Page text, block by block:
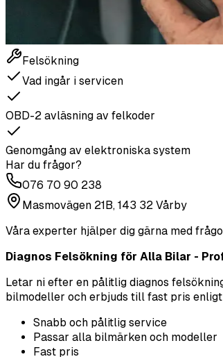
Felsökning
Vad ingår i servicen
OBD-2 avläsning av felkoder
Genomgång av elektroniska system
Har du frågor?
076 70 90 238
Masmovägen 21B, 143 32 Vårby
Våra experter hjälper dig gärna med
Diagnos Felsökning för Alla Bilar -
Letar ni efter en pålitlig diagnos
bilmodeller och erbjuds till fast pris
Snabb och pålitlig service
Passar alla bilmärken och modeller
Fast pris